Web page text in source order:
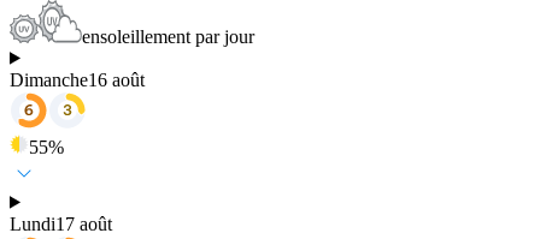
ensoleillement par jour
Dimanche16 août
55%
Lundi17 août